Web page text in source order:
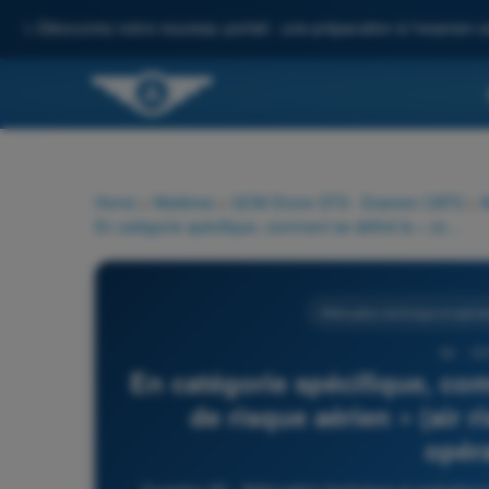
Découvrez notre nouveau portail : une préparation à l'examen
Home Matières QCM Drone STS - Examen CATS
En catégorie spécifique,
de risque aérien » (air